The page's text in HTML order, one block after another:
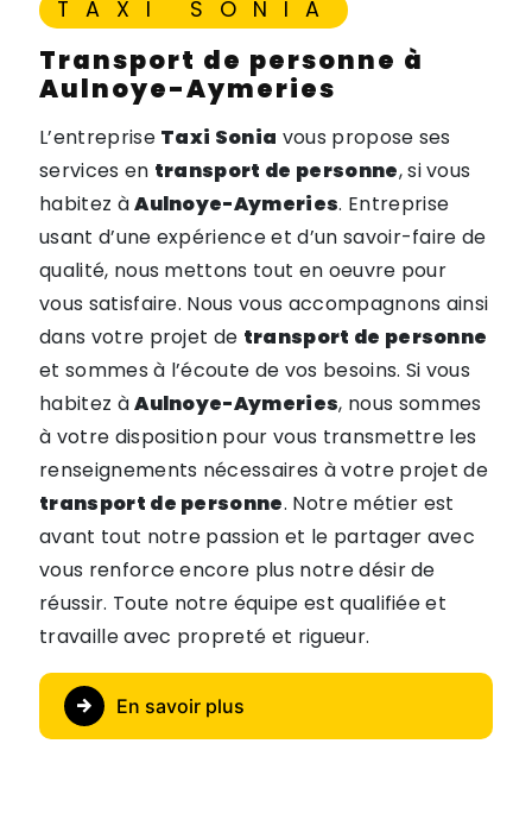
TAXI SONIA
transport de personne à
Aulnoye-Aymeries
L’entreprise Taxi Sonia vous propose ses
services en transport de personne, si vous
habitez àAulnoye-Aymeries. Entreprise
usant d’une expérience et d’un savoir-faire de
qualité, nous mettons tout en oeuvre pour
vous satisfaire. Nous vous accompagnons ainsi
dans votre projet de transport de personne
et sommes à l’écoute de vos besoins. Si vous
habitez àAulnoye-Aymeries, nous sommes
à votre disposition pour vous transmettre les
renseignements nécessaires à votre projet de
transport de personne. Notre métier est
avant tout notre passion et le partager avec
vous renforce encore plus notre désir de
réussir. Toute notre équipe est qualifiée et
travaille avec propreté et rigueur.
En savoir plus